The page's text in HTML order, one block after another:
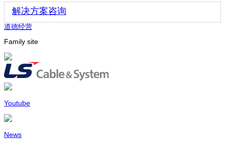
解决方案咨询
道德经营
Family site
Youtube
News